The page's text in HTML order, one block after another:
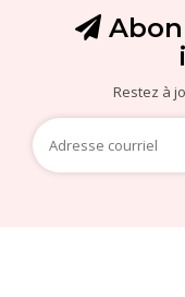
Restez à